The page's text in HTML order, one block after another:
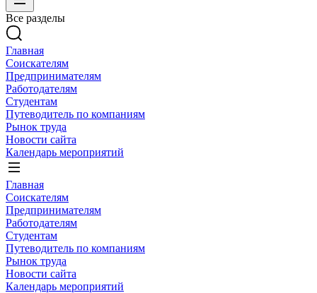
Все разделы
Главная
Соискателям
Предпринимателям
Работодателям
Студентам
Путеводитель по компаниям
Рынок труда
Новости сайта
Календарь мероприятий
Главная
Соискателям
Предпринимателям
Работодателям
Студентам
Путеводитель по компаниям
Рынок труда
Новости сайта
Календарь мероприятий